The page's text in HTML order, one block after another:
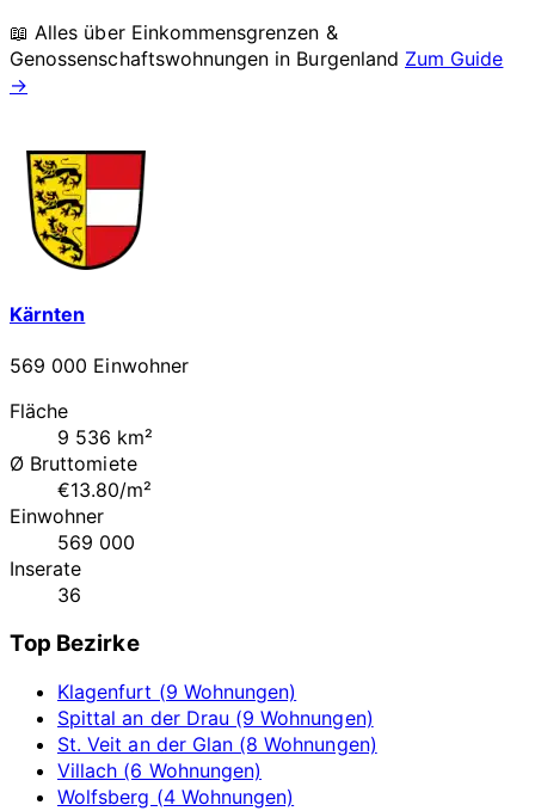
📖 Alles über Einkommensgrenzen &
Genossenschaftswohnungen in Burgenland Zum Guide
→
Kärnten
569 000 Einwohner
Fläche
9 536 km²
Ø Bruttomiete
€13.80/m²
Einwohner
569 000
Inserate
36
Top Bezirke
Klagenfurt (9 Wohnungen)
Spittal an der Drau (9 Wohnungen)
St. Veit an der Glan (8 Wohnungen)
Villach (6 Wohnungen)
Wolfsberg (4 Wohnungen)